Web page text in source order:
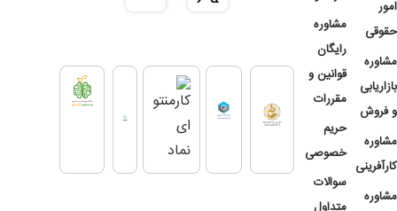
امور
حقوقی
مشاوره
بازاریابی
و فروش
مشاوره
کارآفرینی
مشاوره
مشاوره
رایگان
قوانین و
مقررات
حریم
خصوصی
سوالات
متداول